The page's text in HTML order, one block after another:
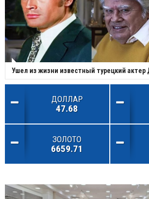
Ушел из жизни известный турецкий
ДОЛЛАР
47.68
ЗОЛОТО
6659.71